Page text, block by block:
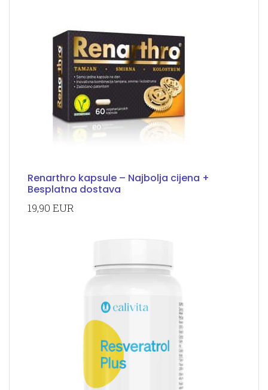
Renarthro kapsule – Najbolja cijena +
Besplatna dostava
19,90 EUR